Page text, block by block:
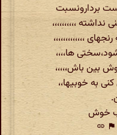
بردارونسبت
،،،،،،،،،،
،،،،،،،،،،،،،
ها،،،،
بین باش،،،،،
به خوبیها،،
خوش
flag
link